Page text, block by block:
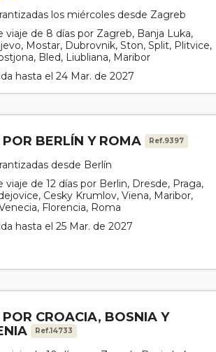
los miércoles desde Zagreb
viaje de 8 días por Zagreb, Banja Luka,
Mostar, Dubrovnik, Ston, Split, Plitvice,
Bled, Liubliana, Maribor
hasta el 24 Mar. de 2027
BERLÍN Y ROMA Ref.9397
desde Berlín
viaje de 12 días por Berlin, Dresde, Praga,
Cesky Krumlov, Viena, Maribor,
Florencia, Roma
hasta el 25 Mar. de 2027
CROACIA, BOSNIA Y
Ref.14733